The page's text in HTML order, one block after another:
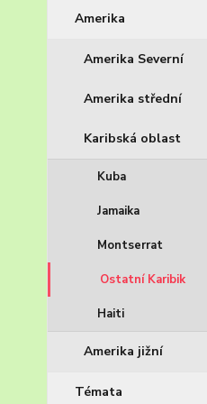
Amerika
Amerika Severní
Amerika střední
Karibská oblast
Kuba
Jamaika
Montserrat
Ostatní Karibik
Haiti
Amerika jižní
Témata